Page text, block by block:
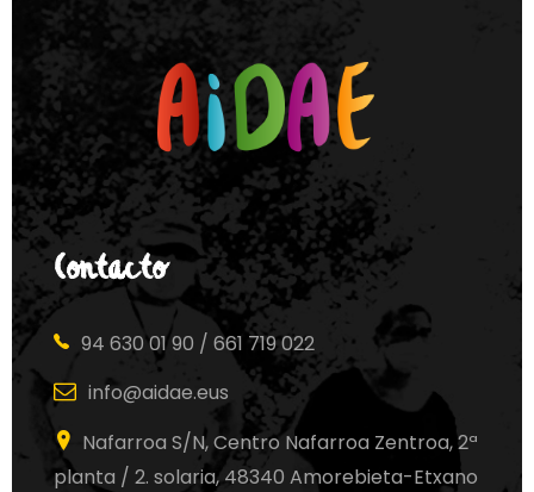
Contacto
94 630 01 90 / 661 719 022
info@aidae.eus
Nafarroa S/N, Centro Nafarroa Zentroa, 2ª
planta / 2. solaria, 48340 Amorebieta-Etxano